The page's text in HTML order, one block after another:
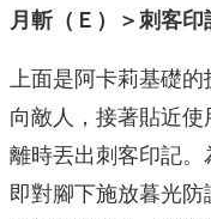
月斬（Ｅ）＞刺客印
上面是阿卡莉基礎
向敵人，接著貼近
離時丟出刺客印記
即對腳下施放暮光